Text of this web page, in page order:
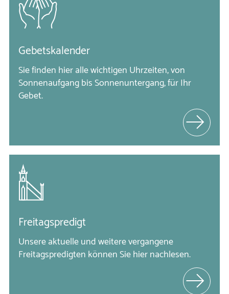
Gebetskalender
Sie finden hier alle wichtigen Uhrzeiten, von
Sonnenaufgang bis Sonnenuntergang, für Ihr
Gebet.
Freitagspredigt
Unsere aktuelle und weitere vergangene
Freitagspredigten können Sie hier nachlesen.